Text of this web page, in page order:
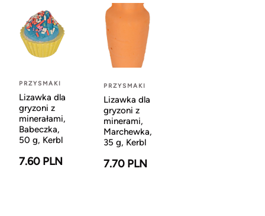
PRZYSMAKI
Lizawka dla
gryzoni z
minerałami,
Babeczka,
50 g, Kerbl
7.60 PLN
PRZYSMAKI
Lizawka dla
gryzoni z
minerami,
Marchewka,
35 g, Kerbl
7.70 PLN